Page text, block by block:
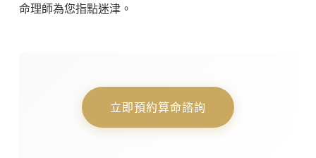
命理師為您指點迷津。
立即預約算命諮詢